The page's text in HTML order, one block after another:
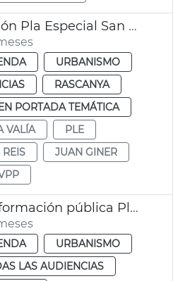
Segunda exposición Pla Especial San Miquel de los Reyes València
URBANISMO
RASCANYA
PORTADA TEMÁTICA
VALÍA
PLE
JUAN GINER
Nuevo periodo información pública Plan Especial San Miguel de los Reyes. València
URBANISMO
LAS AUDIENCIAS